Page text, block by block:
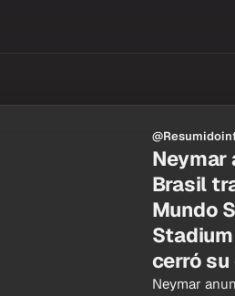
Neymar
Brasil
Mundo
cerró
Neymar